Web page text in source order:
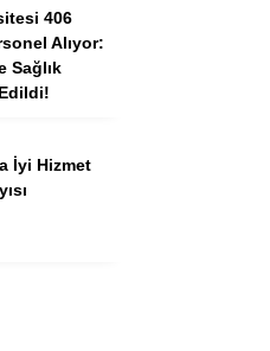
406
Alıyor:
Sağlık
İyi Hizmet